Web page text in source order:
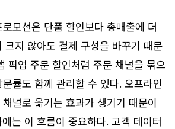
모션은 단품 할인보다 총매출에 더
크지 않아도 결제 구성을 바꾸기 때문
픽업 주문 할인처럼 주문 채널을 묶으
률도 함께 관리할 수 있다. 오프라인
널로 옮기는 효과가 생기기 때문이
는 이 흐름이 중요하다. 고객 데이터